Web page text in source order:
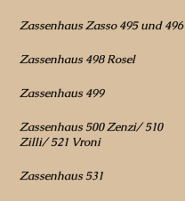
Zassenhaus Zasso 495 und 496
Zassenhaus 498 Rosel
Zassenhaus 499
Zassenhaus 500 Zenzi/ 510
Zilli/ 521 Vroni
Zassenhaus 531